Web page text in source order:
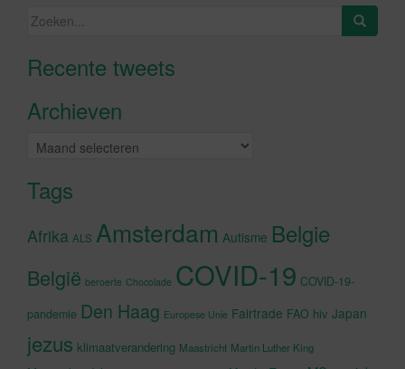
Zoeken
Recente tweetsKlik om marketing cookies te
Archieven
Archieven
Tags
Afrika ALS Amsterdam Autisme Belgie
België beroerte Chocolade COVID-19 COVID-19-
pandemie Den Haag Europese Unie Fairtrade FAO hiv Japan
jezus klimaatverandering Maastricht Martin Luther King